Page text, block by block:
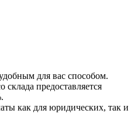
для вас способом.
склада предоставляется
как для юридических, так и